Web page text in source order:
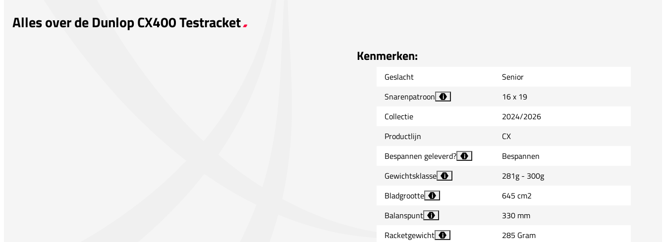
Alles over de Dunlop CX400 Testracket
Kenmerken:
Geslacht
Senior
Snarenpatroon
i
16 x 19
Collectie
2024/2026
Productlijn
CX
Bespannen geleverd?
i
Bespannen
Gewichtsklasse
i
281g - 300g
Bladgrootte
i
645 cm2
Balanspunt
i
330 mm
Racketgewicht
i
285 Gram